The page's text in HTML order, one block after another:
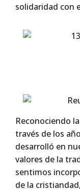
solidaridad con
Reconociendo
través de los
desarrolló en
valores de la
sentimos
de la